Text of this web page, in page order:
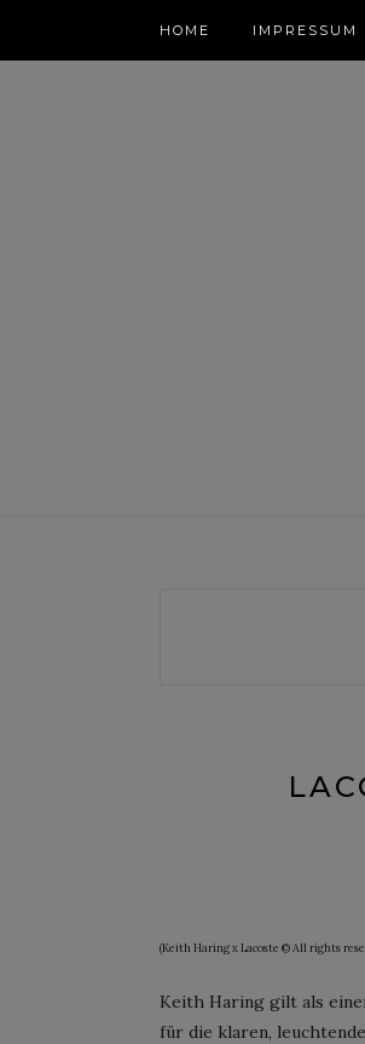
HOME IMPRESSUM
(Keith Haring x Lacoste © All rights
Keith Haring gilt als
für die klaren,